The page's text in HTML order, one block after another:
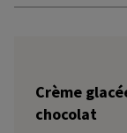
Crème
chocolat